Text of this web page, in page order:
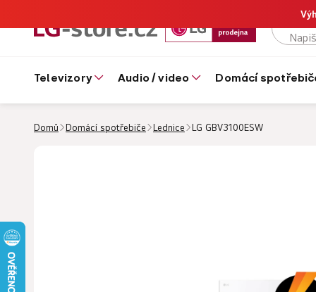
televizory audio / video domácí
Domů Domácí spotřebiče Lednice LG GBV3100ESW